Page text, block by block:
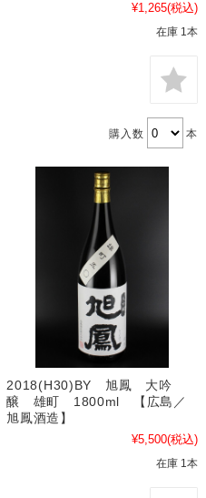
¥1,265(税込)
在庫 1本
購入数 本
2018(H30)BY 旭鳳 大吟
醸 雄町 1800ml 【広島／
旭鳳酒造】
¥5,500(税込)
在庫 1本